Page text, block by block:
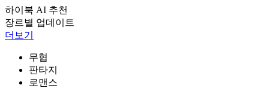
하이북 AI 추천
장르별 업데이트
더보기
무협
판타지
로맨스